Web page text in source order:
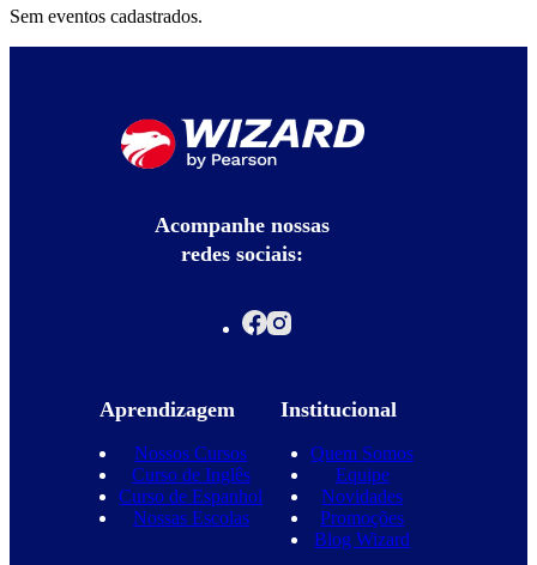
Sem eventos cadastrados.
Acompanhe nossas
redes sociais:
Aprendizagem
Nossos Cursos
Curso de Inglês
Curso de Espanhol
Nossas Escolas
Institucional
Quem Somos
Equipe
Novidades
Promoções
Blog Wizard